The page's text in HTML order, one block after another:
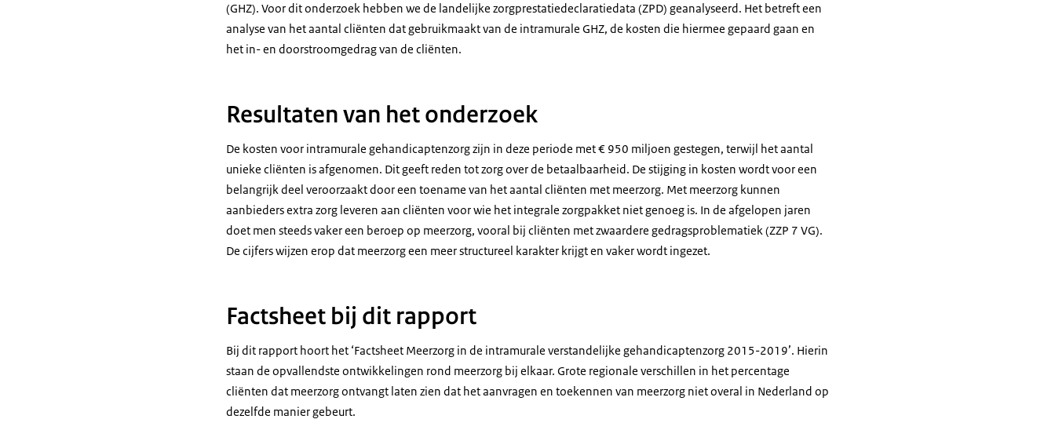
(GHZ). Voor dit onderzoek hebben we de landelijke zorgprestatiedeclaratiedata (ZPD) geanalyseerd. Het betreft een
analyse van het aantal cliënten dat gebruikmaakt van de intramurale GHZ, de kosten die hiermee gepaard gaan en
het in- en doorstroomgedrag van de cliënten.
Resultaten van het onderzoek
De kosten voor intramurale gehandicaptenzorg zijn in deze periode met € 950 miljoen gestegen, terwijl het aantal
unieke cliënten is afgenomen. Dit geeft reden tot zorg over de betaalbaarheid. De stijging in kosten wordt voor een
belangrijk deel veroorzaakt door een toename van het aantal cliënten met meerzorg. Met meerzorg kunnen
aanbieders extra zorg leveren aan cliënten voor wie het integrale zorgpakket niet genoeg is. In de afgelopen jaren
doet men steeds vaker een beroep op meerzorg, vooral bij cliënten met zwaardere gedragsproblematiek (ZZP 7 VG).
De cijfers wijzen erop dat meerzorg een meer structureel karakter krijgt en vaker wordt ingezet.
Factsheet bij dit rapport
Bij dit rapport hoort het ‘Factsheet Meerzorg in de intramurale verstandelijke gehandicaptenzorg 2015-2019’. Hierin
staan de opvallendste ontwikkelingen rond meerzorg bij elkaar. Grote regionale verschillen in het percentage
cliënten dat meerzorg ontvangt laten zien dat het aanvragen en toekennen van meerzorg niet overal in Nederland op
dezelfde manier gebeurt.